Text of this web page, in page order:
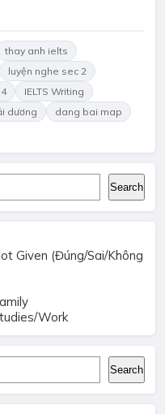
thay anh ielts
luyện nghe sec 2
IELTS Writing
dương
dang bai map
Search
Given (Đúng/Sai/Không
Work
Search